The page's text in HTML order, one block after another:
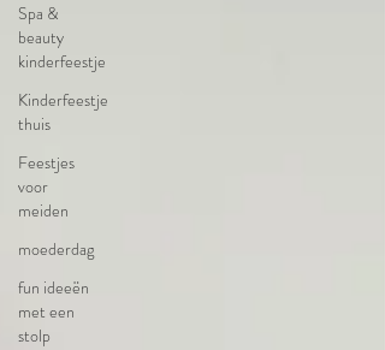
Spa &
beauty
kinderfeestje
Kinderfeestje
thuis
Feestjes
voor
meiden
moederdag
fun ideeën
met een
stolp